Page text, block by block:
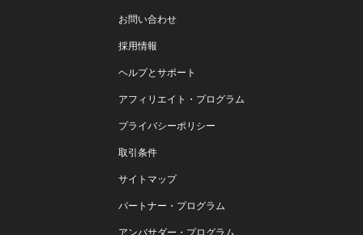
お問い合わせ
採用情報
ヘルプとサポート
アフィリエイト・プログラム
プライバシーポリシー
取引条件
サイトマップ
パートナー・プログラム
アンバサダー・プログラム